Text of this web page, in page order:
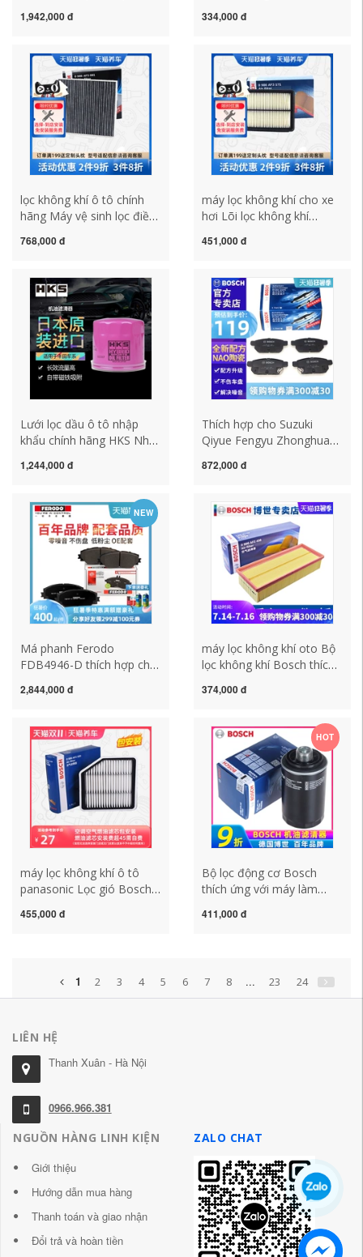
Ssangyong Xiangyu Aiteng
thay má phanh ô tô
1,942,000 đ
M3 Mazda 2 bộ lọc không
không khí lọc không khí ô
tô máy lọc không khí ô tô
334,000 đ
lọc không khí ô tô chính
hãng Máy vệ sinh lọc điều
phù hợp cho lọc điều hòa
Golf Audi A3 máy lọc
không khí cho xe hơi máy
khử mùi ion ô tô
768,000 đ
máy lọc không khí cho xe
hơi Lõi lọc không khí
hợp với lưới lọc không khí
máy lọc không khí ô tô
xiaomi car air purifier máy
lọc không khí sharp ô tô
451,000 đ
Lưới lọc dầu ô tô nhập
khẩu chính hãng HKS Nhật
mobil
1,244,000 đ
Thích hợp cho Suzuki
Qiyue Fengyu Zhonghua
530720 Nissan Sunshine
phanh abs ô tô má phanh
nissin
872,000 đ
NEW
Má phanh Ferodo
FDB4946-D thích hợp cho
2.0 má phanh đĩa xe máy
2,844,000 đ
máy lọc không khí oto Bộ
lọc không khí Bosch thích
Borgward BX5 BX6 BX7
khí máy lọc không khí xe
hơi xiaomi máy lọc không
khí ô tô
374,000 đ
máy lọc không khí ô tô
panasonic Lọc gió Bosch
Toyota Reiz/Crown/Lexus
455,000 đ
HOT
Bộ lọc động cơ Bosch
thích ứng với máy làm
Sagitar Tiguan Magotan
xe máy air blade
411,000 đ
1 2 3 4 5 6 7 8 ... 23 24
LIÊN HỆ
Thanh Xuân - Hà Nội
0966.966.381
NGUỒN HÀNG LINH KIỆN
Giới thiệu
Hướng dẫn mua hàng
Thanh toán và giao nhận
Đổi trả và hoàn tiền
ZALO CHAT